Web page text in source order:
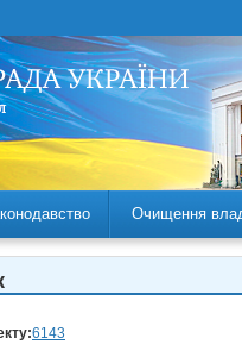
Очищення
6143